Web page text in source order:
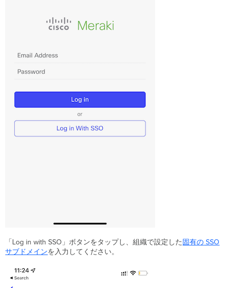
「Log in with SSO」ボタンをタップし、組織で設定した固有の SSO
サブドメインを入力してください。